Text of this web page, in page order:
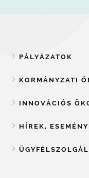
PÁLYÁZATOK
KORMÁNYZATI
INNOVÁCIÓS
HÍREK,